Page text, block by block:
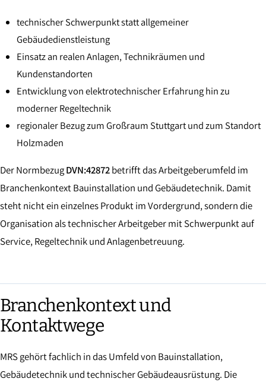
technischer Schwerpunkt statt allgemeiner
Gebäudedienstleistung
Einsatz an realen Anlagen, Technikräumen und
Kundenstandorten
Entwicklung von elektrotechnischer Erfahrung hin zu
moderner Regeltechnik
regionaler Bezug zum Großraum Stuttgart und zum Standort
Holzmaden
Der NormbezugDVN:42872betrifft das Arbeitgeberumfeld im
Branchenkontext Bauinstallation und Gebäudetechnik. Damit
steht nicht ein einzelnes Produkt im Vordergrund, sondern die
Organisation als technischer Arbeitgeber mit Schwerpunkt auf
Service, Regeltechnik und Anlagenbetreuung.
Branchenkontext und
Kontaktwege
MRS gehört fachlich in das Umfeld von Bauinstallation,
Gebäudetechnik und technischer Gebäudeausrüstung. Die